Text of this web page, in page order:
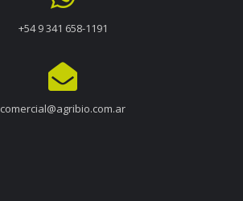
+54 9 341 658-1191
comercial@agribio.com.ar